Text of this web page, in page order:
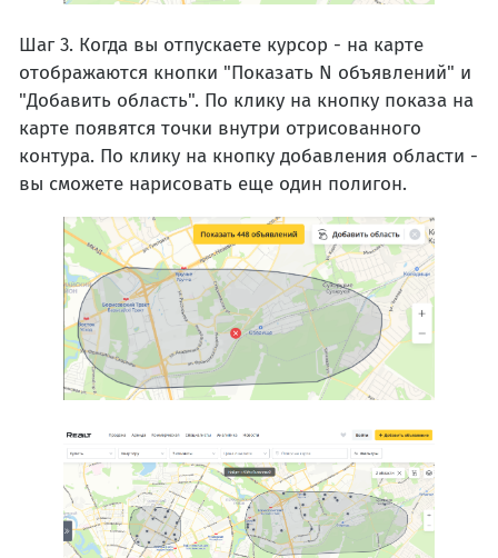
Шаг 3. Когда вы отпускаете курсор - на карте
отображаются кнопки "Показать N объявлений" и
"Добавить область". По клику на кнопку показа на
карте появятся точки внутри отрисованного
контура. По клику на кнопку добавления области -
вы сможете нарисовать еще один полигон.